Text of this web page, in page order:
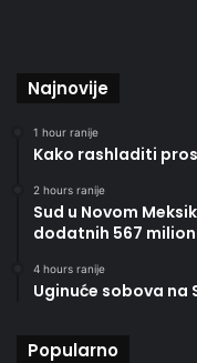
Najnovije
1 hour ranije
Kako rashladiti
2 hours ranije
Sud u Novom
dodatnih 567
4 hours ranije
Uginuće sobova na
Popularno